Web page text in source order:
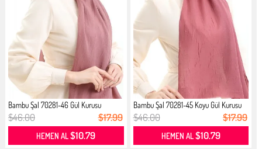
Bambu Şal 70281-46 Gül Kurusu
$46.00 $17.99
HEMEN AL$10.79
Bambu Şal 70281-45 Koyu Gül Kurusu
$46.00 $17.99
HEMEN AL$10.79